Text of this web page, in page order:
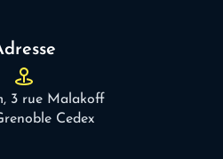
3 rue Malakoff
Cedex